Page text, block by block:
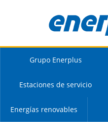
Grupo Enerplus
Estaciones de servicio
Energías renovables